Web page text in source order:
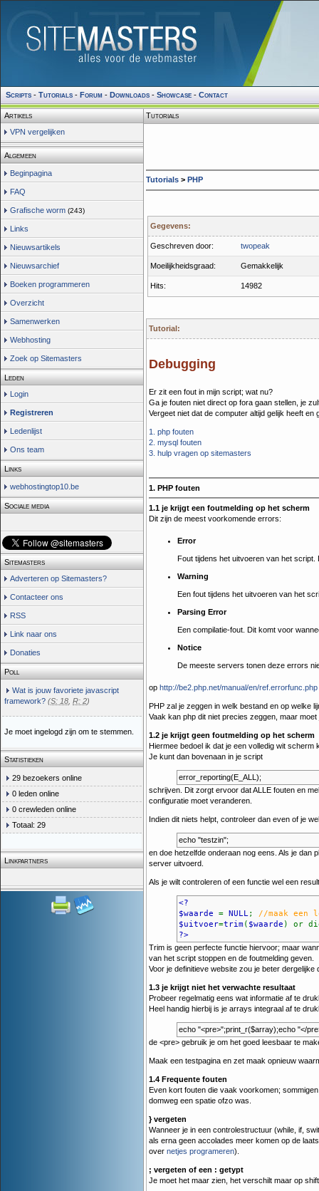
Scripts - Tutorials - Forum - Downloads - Showcase - Contact
Artikels
VPN vergelijken
Algemeen
Beginpagina
FAQ
Grafische worm (243)
Links
Nieuwsartikels
Nieuwsarchief
Boeken programmeren
Overzicht
Samenwerken
Webhosting
Zoek op Sitemasters
Leden
Login
Registreren
Ledenlijst
Ons team
Links
webhostingtop10.be
Sociale media
Sitemasters
Adverteren op Sitemasters?
Contacteer ons
RSS
Link naar ons
Donaties
Poll
Wat is jouw favoriete javascript
framework? (S: 18 R: 2)
Je moet ingelogd zijn om te stemmen.
Statistieken
29 bezoekers online
0 leden online
0 crewleden online
Totaal: 29
Linkpartners
Tutorials
Tutorials > PHP
Gegevens:
Geschreven door: twopeak
Moeilijkheidsgraad: Gemakkelijk
Hits: 14982
Tutorial:
Debugging
Er zit een fout in mijn script; wat nu?
Ga je fouten niet direct op fora gaan stellen, je
Vergeet niet dat de computer altijd gelijk heeft
1. php fouten
2. mysql fouten
3. hulp vragen op sitemasters
1. PHP fouten
1.1 je krijgt een foutmelding op het scherm
Dit zijn de meest voorkomende errors:
Error
Fout tijdens het uitvoeren van het
Warning
Een fout tijdens het uitvoeren van het
Parsing Error
Een compilatie-fout. Dit komt voor
Notice
De meeste servers tonen deze errors
op http://be2.php.net/manual/en/ref.errorfunc.php
PHP zal je zeggen in welk bestand en op welke
Vaak kan php dit niet precies zeggen, maar
1.2 je krijgt geen foutmelding op het scherm
Hiermee bedoel ik dat je een volledig wit scherm
Je kunt dan bovenaan in je script
error_reporting(E_ALL);
schrijven. Dit zorgt ervoor dat ALLE fouten en
configuratie moet veranderen.
Indien dit niets helpt, controleer dan even of je
echo "testzin";
en doe hetzelfde onderaan nog eens. Als je dan
server uitvoerd.
Als je wilt controleren of een functie wel een
<?
$waarde = NULL ; //maak een
$uitvoer=trim( $waarde ) or
?>
Trim is geen perfecte functie hiervoor; maar
van het script stoppen en de foutmelding geven.
Voor je definitieve website zou je beter
1.3 je krijgt niet het verwachte resultaat
Probeer regelmatig eens wat informatie af te
Heel handig hierbij is je arrays integraal af te
echo "<pre>";print_r($array);echo "</
de <pre> gebruik je om het goed leesbaar te
Maak een testpagina en zet maak opnieuw
1.4 Frequente fouten
Even kort fouten die vaak voorkomen;
domweg een spatie ofzo was.
} vergeten
Wanneer je in een controlestructuur (while, if,
als erna geen accolades meer komen op de
over netjes programeren).
; vergeten of een : getypt
Je moet het maar zien, het verschilt maar op